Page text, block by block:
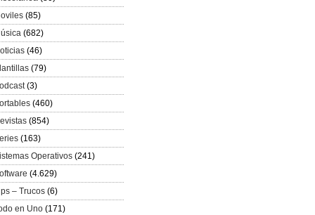
(85)
(682)
(46)
(79)
(3)
(460)
(854)
(163)
Operativos (241)
(4.629)
– Trucos (6)
en Uno (171)